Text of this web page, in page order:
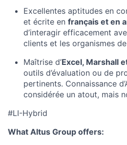
Excellentes aptitudes en
et écrite en français et en
d’interagir efficacement
clients et les organismes
Maîtrise d’Excel, Marshall
outils d’évaluation ou de
pertinents. Connaissance
considérée un atout, mais
#LI-Hybrid
What Altus Group offers: